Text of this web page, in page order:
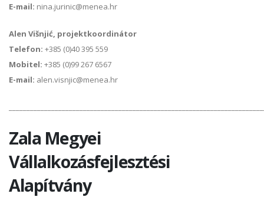
E-mail: nina.jurinic@menea.hr
Alen Višnjić, projektkoordinátor
Telefon: +385 (0)40 395 559
Mobitel: +385 (0)99 267 6567
E-mail: alen.visnjic@menea.hr
Zala Megyei
Vállalkozásfejlesztési
Alapítvány